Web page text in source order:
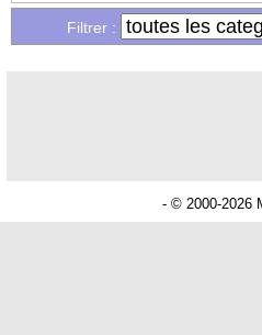
Liste des brèves
Filtrer :
- © 2000-2026